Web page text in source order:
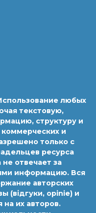
любых
текстовую,
структуру и
и
только с
ресурса
отвечает за
информацию. Вся
авторских
(відгуки, opinie) и
их авторов.